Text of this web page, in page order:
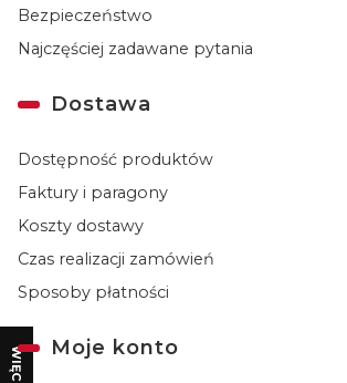
WIĘCEJ
Bezpieczeństwo
Najczęściej zadawane pytania
Dostawa
Dostępność produktów
Faktury i paragony
Koszty dostawy
Czas realizacji zamówień
Sposoby płatności
Moje konto